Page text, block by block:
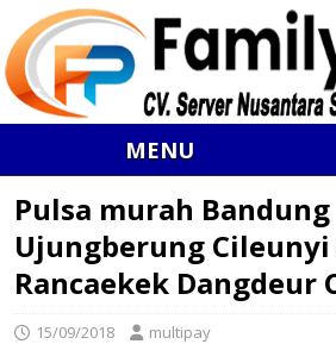
MENU
Pulsa murah Bandung
Ujungberung Cileunyi
Rancaekek Dangdeur
15/09/2018 multipay